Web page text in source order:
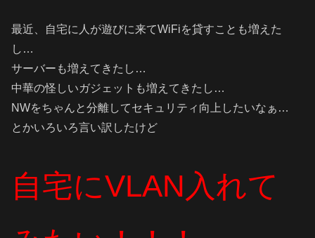
最近、自宅に人が遊びに来てWiFiを貸すことも増えた
し…
サーバーも増えてきたし…
中華の怪しいガジェットも増えてきたし…
NWをちゃんと分離してセキュリティ向上したいなぁ…
とかいろいろ言い訳したけど
自宅にVLAN入れて